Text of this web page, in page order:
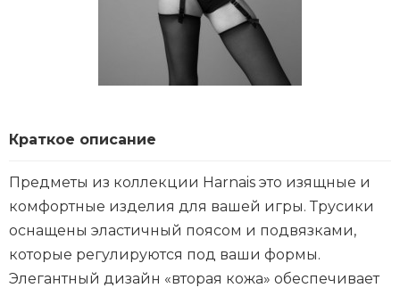
Краткое описание
Предметы из коллекции Harnais это изящные и
комфортные изделия для вашей игры. Трусики
оснащены эластичный поясом и подвязками,
которые регулируются под ваши формы.
Элегантный дизайн «вторая кожа» обеспечивает